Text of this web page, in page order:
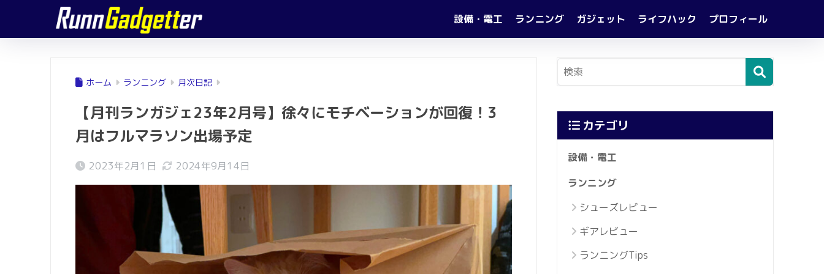
設備・電工 ランニング ガジェット ライフハック プロフィール
ホーム ランニング 月次日記
【月刊ランガジェ23年2月号】徐々にモチベーションが回復！3
月はフルマラソン出場予定
2023年2月1日 2024年9月14日
カテゴリ
設備・電工
ランニング
シューズレビュー
ギアレビュー
ランニングTips